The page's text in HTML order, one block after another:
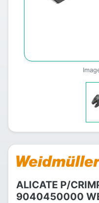
ALICATE P/
9040450000